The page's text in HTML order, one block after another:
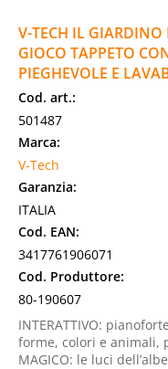
V-TECH IL
GIOCO TAPPETO
PIEGHEVOLE E
Cod. art.:
501487
Marca:
V-Tech
Garanzia:
ITALIA
Cod. EAN:
3417761906071
Cod. Produttore:
80-190607
INTERATTIVO:
forme, colori e animali,
MAGICO: le luci